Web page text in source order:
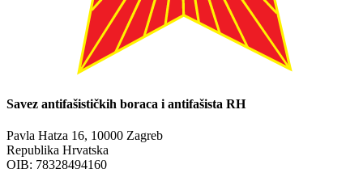
Savez antifašističkih boraca i antifašista RH
Pavla Hatza 16, 10000 Zagreb
Republika Hrvatska
OIB: 78328494160